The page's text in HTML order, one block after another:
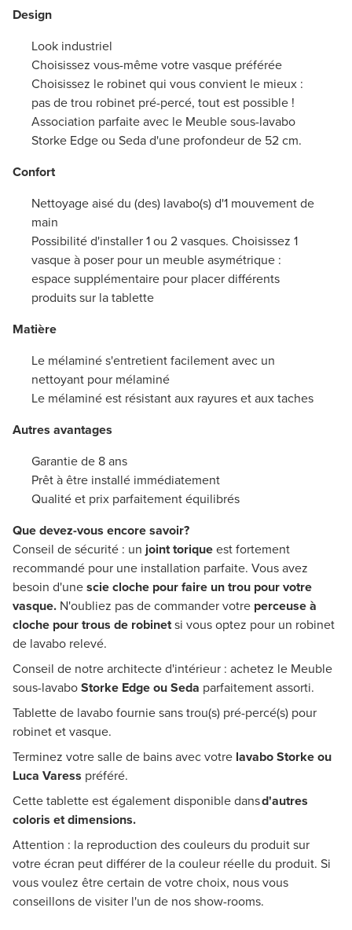
Design
Look industriel
Choisissez vous-même votre vasque préférée
Choisissez le robinet qui vous convient le mieux :
pas de trou robinet pré-percé, tout est possible !
Association parfaite avec le Meuble sous-lavabo
Storke Edge ou Seda d'une profondeur de 52 cm.
Confort
Nettoyage aisé du (des) lavabo(s) d'1 mouvement de
main
Possibilité d'installer 1 ou 2 vasques. Choisissez 1
vasque à poser pour un meuble asymétrique :
espace supplémentaire pour placer différents
produits sur la tablette
Matière
Le mélaminé s'entretient facilement avec un
nettoyant pour mélaminé
Le mélaminé est résistant aux rayures et aux taches
Autres avantages
Garantie de 8 ans
Prêt à être installé immédiatement
Qualité et prix parfaitement équilibrés
Que devez-vous encore savoir?
Conseil de sécurité : un joint toriqueest fortement
recommandé pour une installation parfaite. Vous avez
besoin d'unescie cloche pour faire un trou pour votre
vasque. N'oubliez pas de commander votre perceuse à
cloche pour trous de robinetsi vous optez pour un robinet
de lavabo relevé.
Conseil de notre architecte d'intérieur : achetez le Meuble
sous-lavaboStorke Edge ou Seda parfaitement assorti.
Tablette de lavabo fournie sans trou(s) pré-percé(s) pour
robinet et vasque.
Terminez votre salle de bains avec votre lavabo Storke ou
Luca Varess préféré.
Cette tablette est également disponible dansd'autres
coloris et dimensions.
Attention : la reproduction des couleurs du produit sur
votre écran peut différer de la couleur réelle du produit. Si
vous voulez être certain de votre choix, nous vous
conseillons de visiter l'un de nos show-rooms.